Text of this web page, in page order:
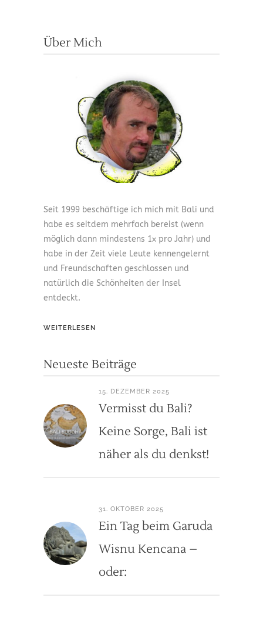
Über Mich
Seit 1999 beschäftige ich mich mit Bali und
habe es seitdem mehrfach bereist (wenn
möglich dann mindestens 1x pro Jahr) und
habe in der Zeit viele Leute kennengelernt
und Freundschaften geschlossen und
natürlich die Schönheiten der Insel
entdeckt.
WEITERLESEN
Neueste Beiträge
15. DEZEMBER 2025
Vermisst du Bali?
Keine Sorge, Bali ist
näher als du denkst!
31. OKTOBER 2025
Ein Tag beim Garuda
Wisnu Kencana –
oder: